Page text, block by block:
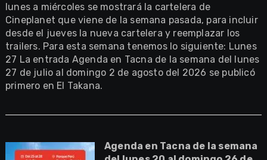
lunes a miércoles se mostrará la cartelera de
Cineplanet que viene de la semana pasada, para incluir
desde el jueves la nueva cartelera y reemplazar los
trailers. Para esta semana tenemos lo siguiente: Lunes
27 La entrada Agenda en Tacna de la semana del lunes
27 de julio al domingo 2 de agosto del 2026 se publicó
primero en El Takana.
Agenda en Tacna de la semana